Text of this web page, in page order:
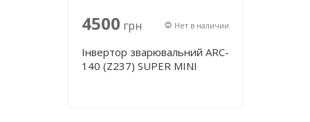
4500 грн Нет в наличии
Інвертор зварювальний ARC-
140 (Z237) SUPER MINI